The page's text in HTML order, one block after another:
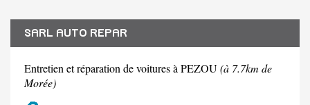
SARL AUTO REPAR
Entretien et réparation de voitures à PEZOU(à 7.7km de
Morée)